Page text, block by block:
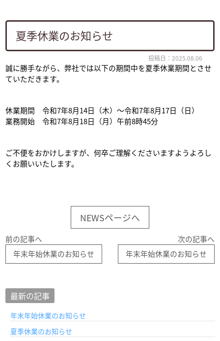
夏季休業のお知らせ
投稿日：2025.08.06
誠に勝手ながら、弊社では以下の期間中を夏季休業期間とさせ
ていただきます。
休業期間 令和7年8月14日（木）～令和7年8月17日（日）
業務開始 令和7年8月18日（月）午前8時45分
ご不便をおかけしますが、何卒ご理解くださいますようよろし
くお願いいたします。
NEWSページへ
前の記事へ
年末年始休業のお知らせ
次の記事へ
年末年始休業のお知らせ
最新の記事
年末年始休業のお知らせ
夏季休業のお知らせ